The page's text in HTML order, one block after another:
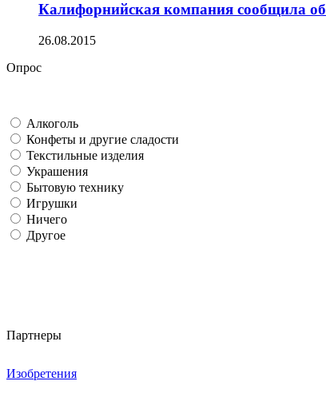
Калифорнийская компания сообщила об
26.08.2015
Опрос
Алкоголь
Конфеты и другие сладости
Текстильные изделия
Украшения
Бытовую технику
Игрушки
Ничего
Другое
Партнеры
Изобретения